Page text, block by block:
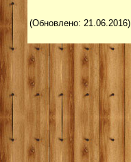
(Обновлено: 21.06.2016)